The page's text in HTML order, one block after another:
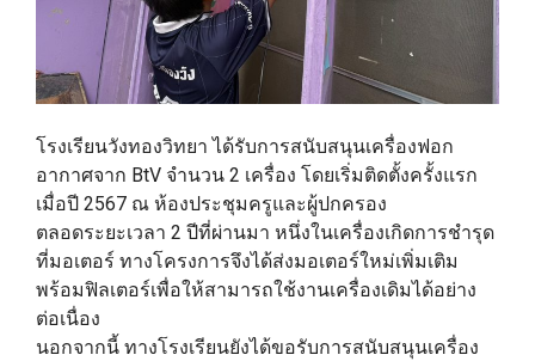
โรงเรียนวังทองวิทยา ได้รับการสนับสนุนเครื่องฟอก
อากาศจาก BtV จำนวน 2 เครื่อง โดยเริ่มติดตั้งครั้งแรก
เมื่อปี 2567 ณ ห้องประชุมครูและผู้ปกครอง
ตลอดระยะเวลา 2 ปีที่ผ่านมา หนึ่งในเครื่องเกิดการชำรุด
ที่มอเตอร์ ทางโครงการจึงได้ส่งมอเตอร์ใหม่เพิ่มเติม
พร้อมฟิลเตอร์เพื่อให้สามารถใช้งานเครื่องเดิมได้อย่าง
ต่อเนื่อง
นอกจากนี้ ทางโรงเรียนยังได้ขอรับการสนับสนุนเครื่อง